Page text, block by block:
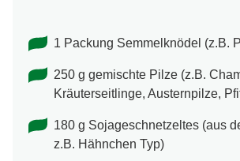
1 Packung Semmelknödel (z.B.
250 g gemischte Pilze (z.B.
Kräuterseitlinge, Austernpilze,
180 g Sojageschnetzeltes (aus
z.B. Hähnchen Typ)